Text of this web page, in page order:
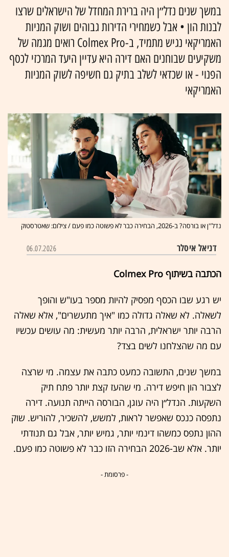
במשך שנים נדל״ן היה ברירת המחדל של הישראלים שרצו
לבנות הון • אבל כשמחירי הדירות גבוהים ושוק המניות
האמריקאי נגיש מתמיד, ב-Colmex Pro רואים מגמה של
משקיעים שבוחנים האם דירה היא עדיין היעד המרכזי לכסף
הפנוי - או שכדאי לשלב בתיק גם חשיפה לשוק המניות
האמריקאי
נדל''ן או בורסה? ב-2026, הבחירה כבר לא פשוטה כמו פעם / צילום: שאטרסטוק
דניאל איסלר 06.07.2026
הכתבה בשיתוף Colmex Pro
יש רגע שבו הכסף מפסיק להיות מספר בעו"ש והופך
לשאלה. לא שאלה גדולה כמו "איך מתעשרים", אלא שאלה
הרבה יותר ישראלית, הרבה יותר מעשית: מה עושים עכשיו
עם מה שהצלחנו לשים בצד?
במשך שנים, התשובה כמעט כתבה את עצמה. מי שרצה
לצבור הון חיפש דירה. מי שהעז קצת יותר פתח תיק
השקעות. הנדל״ן היה עוגן, הבורסה הייתה תנועה. דירה
נתפסה כנכס שאפשר לראות, למשש, להשכיר, להוריש. שוק
ההון נתפס כמשהו דינמי יותר, גמיש יותר, אבל גם תנודתי
יותר. אלא שב-2026 הבחירה הזו כבר לא פשוטה כמו פעם.
- פרסומת -